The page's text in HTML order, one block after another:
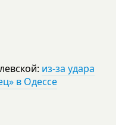
из-за удара
в Одессе